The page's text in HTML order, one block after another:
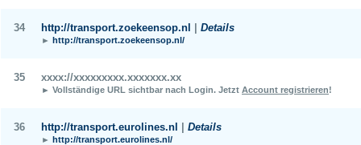
34 http://transport.zoekeensop.nl Details
► http://transport.zoekeensop.nl/
35 xxxx://xxxxxxxxx.xxxxxxx.xx
► Vollständige URL sichtbar nach Login. Jetzt Account registrieren!
36 http://transport.eurolines.nl Details
► http://transport.eurolines.nl/